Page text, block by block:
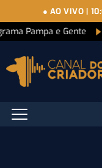
● AO VIVO |
Pampa e Gente